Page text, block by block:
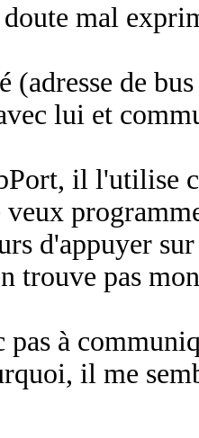
doute mal
(adresse de
lui et
il l'utilise
veux
d'appuyer
trouve pas
pas à
il me